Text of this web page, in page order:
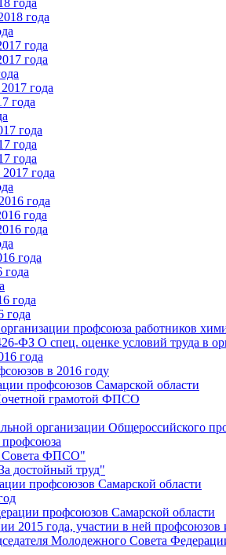
года
года
года
года
года
года
года
года
года
года
года
года
года
года
года
профсоюза работников
ФЗ О спец. оценке условий труда в
года
в 2016 году
профсоюзов Самарской области
грамотой ФПСО
организации Общероссийского
Совета ФПСО"
достойный труд"
профсоюзов Самарской области
профсоюзов Самарской области
2015 года, участии в ней профсоюзов
Молодежного Совета